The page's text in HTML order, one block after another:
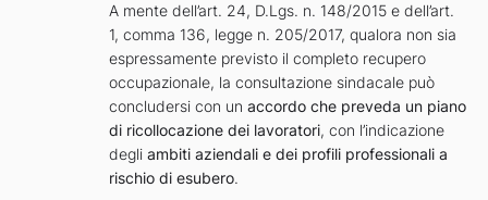
A mente dell’art. 24, D.Lgs. n. 148/2015 e dell’art.
1, comma 136, legge n. 205/2017, qualora non sia
espressamente previsto il completo recupero
occupazionale, la consultazione sindacale può
concludersi con un accordo che preveda un piano
di ricollocazione dei lavoratori, con l’indicazione
degli ambiti aziendali e dei profili professionali a
rischio di esubero.